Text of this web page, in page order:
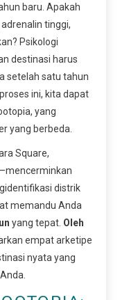
baru. Apakah
tinggi,
Psikologi
destinasi harus
setelah satu tahun
ini, kita dapat
yang
yang berbeda.
Square,
distrik
memandu Anda
yang tepat. Oleh
empat arketipe
nyata yang